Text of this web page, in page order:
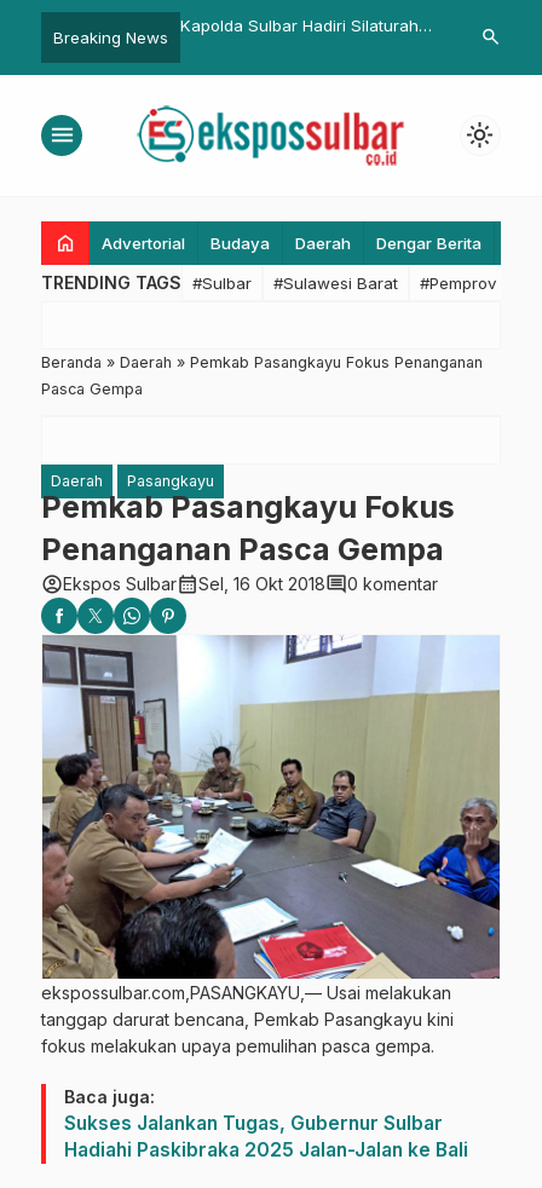
Breaking News
Sulbar Hadiri Silaturahmi
Pj Gubernur Bahtiar
Bupati Pasangkayu Ajak Generasi
Arah
search
menu light_mode
home Advertorial Budaya Daerah Dengar Berita
TRENDING TAGS #Sulbar #Sulawesi Barat #Pemprov
Beranda » Daerah » Pemkab Pasangkayu Fokus Penanganan
Pasca Gempa
Daerah Pasangkayu
Pemkab Pasangkayu Fokus
Penanganan Pasca Gempa
account_circleEkspos Sulbarcalendar_monthSel, 16 Okt 2018comment0 komentar
ekspossulbar.com,PASANGKAYU,— Usai melakukan
tanggap darurat bencana, Pemkab Pasangkayu kini
fokus melakukan upaya pemulihan pasca gempa.
Baca juga:
Sukses Jalankan Tugas, Gubernur Sulbar
Hadiahi Paskibraka 2025 Jalan-Jalan ke Bali